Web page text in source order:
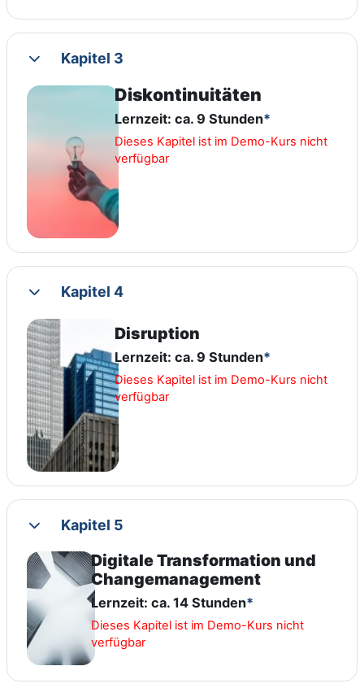
CollapseKapitel 3
Diskontinuitäten
Lernzeit: ca. 9 Stunden*
Dieses Kapitel ist im Demo-Kurs nicht
verfügbar
CollapseKapitel 4
Disruption
Lernzeit: ca. 9 Stunden*
Dieses Kapitel ist im Demo-Kurs nicht
verfügbar
CollapseKapitel 5
Digitale Transformation und
Changemanagement
Lernzeit: ca. 14 Stunden*
Dieses Kapitel ist im Demo-Kurs nicht
verfügbar